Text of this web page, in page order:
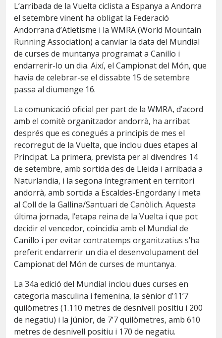
L’arribada de la Vuelta ciclista a Espanya a Andorra
el setembre vinent ha obligat la Federació
Andorrana d’Atletisme i la WMRA (World Mountain
Running Association) a canviar la data del Mundial
de curses de muntanya programat a Canillo i
endarrerir-lo un dia. Així, el Campionat del Món, que
havia de celebrar-se el dissabte 15 de setembre
passa al diumenge 16.
La comunicació oficial per part de la WMRA, d’acord
amb el comitè organitzador andorrà, ha arribat
després que es conegués a principis de mes el
recorregut de la Vuelta, que inclou dues etapes al
Principat. La primera, prevista per al divendres 14
de setembre, amb sortida des de Lleida i arribada a
Naturlandia, i la segona íntegrament en territori
andorrà, amb sortida a Escaldes-Engordany i meta
al Coll de la Gallina/Santuari de Canòlich. Aquesta
última jornada, l’etapa reina de la Vuelta i que pot
decidir el vencedor, coincidia amb el Mundial de
Canillo i per evitar contratemps organitzatius s’ha
preferit endarrerir un dia el desenvolupament del
Campionat del Món de curses de muntanya.
La 34a edició del Mundial inclou dues curses en
categoria masculina i femenina, la sènior d’11’7
quilòmetres (1.110 metres de desnivell positiu i 200
de negatiu) i la júnior, de 7’7 quilòmetres, amb 610
metres de desnivell positiu i 170 de negatiu.